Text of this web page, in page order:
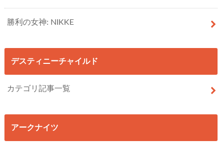
勝利の女神: NIKKE
デスティニーチャイルド
カテゴリ記事一覧
アークナイツ